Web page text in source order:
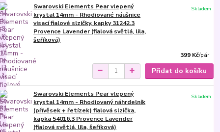
Swarovski Elements Pear vlepený
krystal 14mm - Rhodiované náušnice
visací fialové slzičky, kapky 31242.3
Provence Lavender (fialová světlá, lila,
šeříková)
399 Kč/pár
Skladem
Přidat do košíku
Swarovski Elements Pear vlepený
krystal 14mm - Rhodiovaný náhrdelník
(přívěsek + řetízek) fialová slzička,
kapka 54016.3 Provence Lavender
(fialová světlá, lila, šeříková)
Skladem